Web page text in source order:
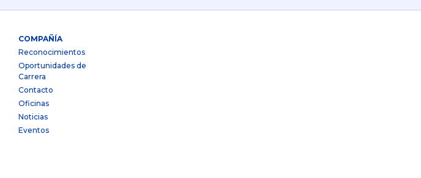
COMPAÑÍA
Reconocimientos
Oportunidades de
Carrera
Contacto
Oficinas
Noticias
Eventos